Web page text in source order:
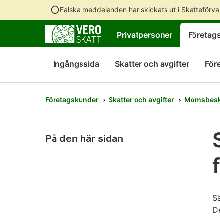
Falska meddelanden har skickats ut i
Privatpersoner
Ingångssida Skatter och avgifter
Företagskunder Skatter och avgifter
På den här sidan